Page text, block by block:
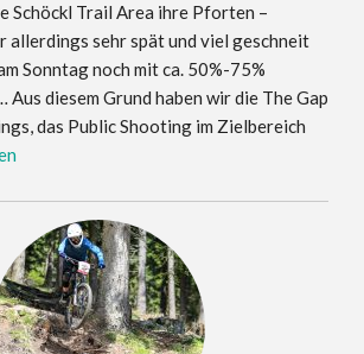
Schöckl Trail Area ihre Pforten –
allerdings sehr spät und viel geschneit
Sonntag noch mit ca. 50%-75%
Aus diesem Grund haben wir die The Gap
das Public Shooting im Zielbereich